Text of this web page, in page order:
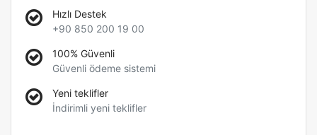
Hızlı Destek
+90 850 200 19 00
100% Güvenli
Güvenli ödeme sistemi
Yeni teklifler
İndirimli yeni teklifler